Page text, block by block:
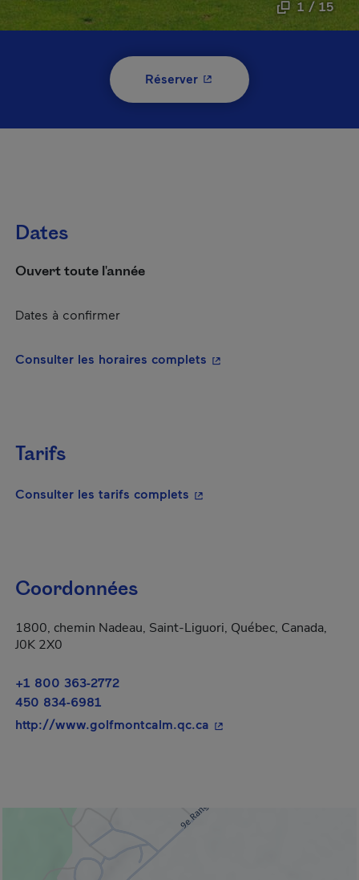
1 / 15
Réserver- Cet hyperlien s'ouvrira
Dates
Ouvert toute l'année
Dates à confirmer
Consulter les horaires complets - Cet hyperlien
Tarifs
Consulter les tarifs complets - Cet hyperlien s'ouvrira
Coordonnées
1800, chemin Nadeau, Saint-Liguori, Québec, Canada,
J0K 2X0
+1 800 363-2772
450 834-6981
http://www.golfmontcalm.qc.ca - Cet hyperlien